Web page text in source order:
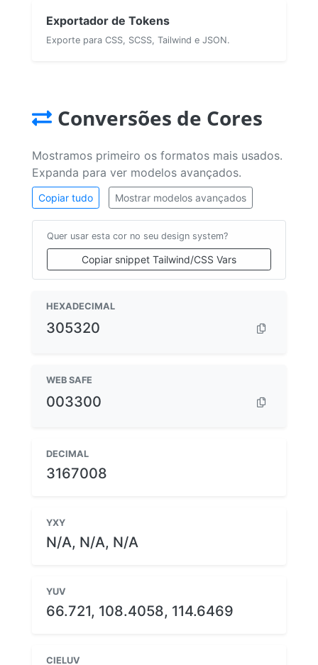
Exportador de Tokens
Exporte para CSS, SCSS, Tailwind e JSON.
Conversões de Cores
Mostramos primeiro os formatos mais usados.
Expanda para ver modelos avançados.
Copiar tudo Mostrar modelos avançados
Quer usar esta cor no seu design system?
Copiar snippet Tailwind/CSS Vars
HEXADECIMAL
305320
WEB SAFE
003300
DECIMAL
3167008
YXY
N/A, N/A, N/A
YUV
66.721, 108.4058, 114.6469
CIELUV